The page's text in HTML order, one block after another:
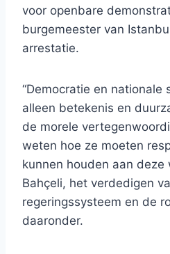
voor openbare
burgemeester van
arrestatie.
“Democratie en nationale
alleen betekenis en
de morele
weten hoe ze moeten
kunnen houden aan deze
Bahçeli, het verdedigen
regeringssysteem en de
daaronder.